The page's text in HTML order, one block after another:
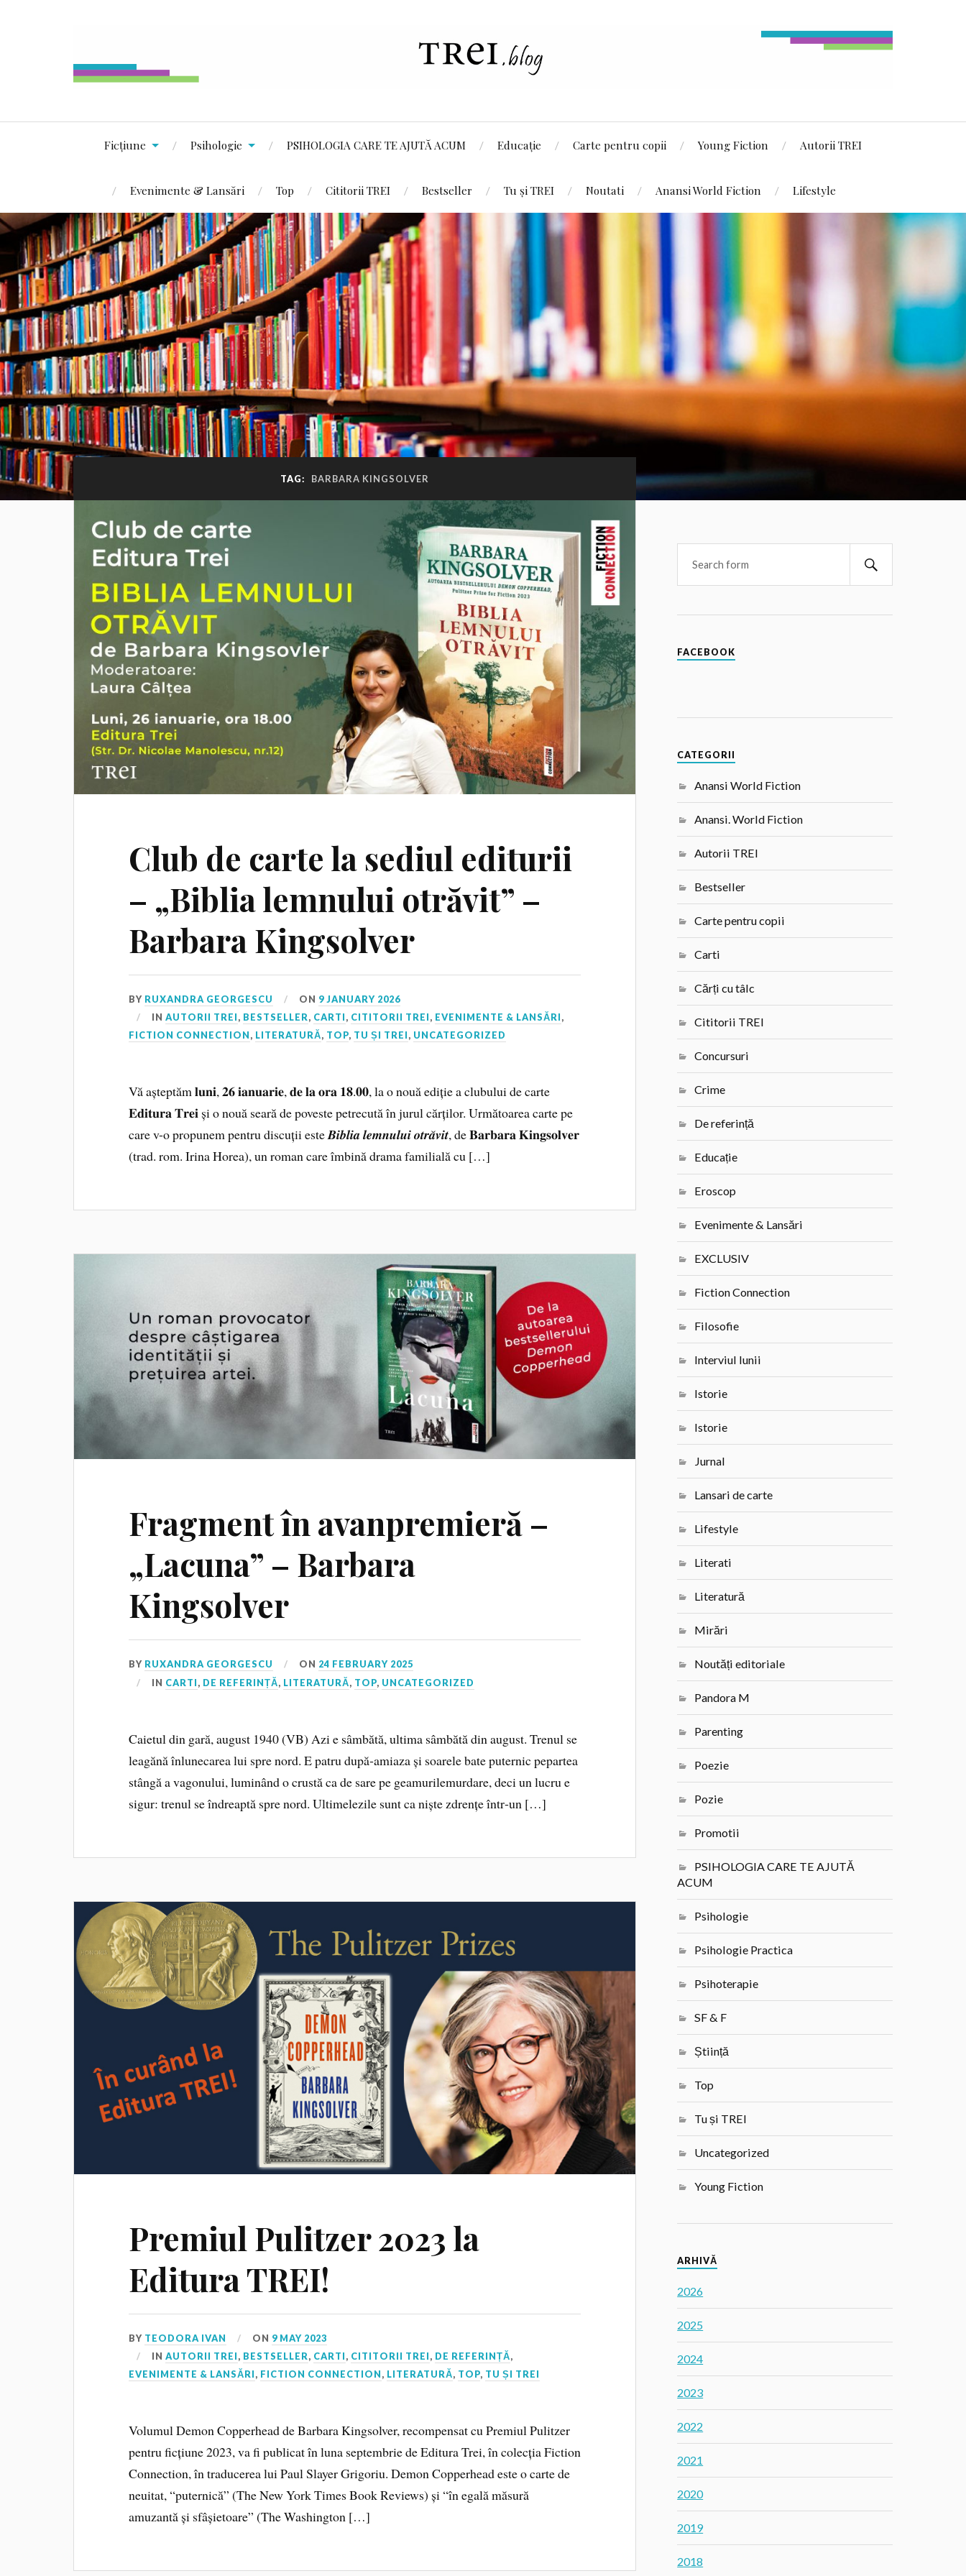
Ficțiune Psihologie PSIHOLOGIA CARE TE AJUTĂ ACUM Educație Carte pentru copii Young Fiction Autorii TREI
Evenimente & Lansări Top Cititorii TREI Bestseller Tu și TREI Noutati Anansi World Fiction Lifestyle
TAG: BARBARA KINGSOLVER
Club de carte la sediul editurii
– „Biblia lemnului otrăvit” –
Barbara Kingsolver
BY RUXANDRA GEORGESCU ON 9 JANUARY 2026
INAUTORII TREI, BESTSELLER, CARTI, CITITORII TREI, EVENIMENTE & LANSĂRI,
FICTION CONNECTION, LITERATURĂ, TOP, TU ȘI TREI, UNCATEGORIZED
Vă așteptăm 𝐥𝐮𝐧𝐢, 𝟐𝟔 𝐢𝐚𝐧𝐮𝐚𝐫𝐢𝐞, 𝐝𝐞 𝐥𝐚 𝐨𝐫𝐚 𝟏𝟖.𝟎𝟎, la o nouă ediție a clubului de carte
𝐄𝐝𝐢𝐭𝐮𝐫𝐚 𝐓𝐫𝐞𝐢 și o nouă seară de poveste petrecută în jurul cărților. Următoarea carte pe
care v-o propunem pentru discuții este 𝑩𝒊𝒃𝒍𝒊𝒂 𝒍𝒆𝒎𝒏𝒖𝒍𝒖𝒊 𝒐𝒕𝒓𝒂̆𝒗𝒊𝒕, de 𝐁𝐚𝐫𝐛𝐚𝐫𝐚 𝐊𝐢𝐧𝐠𝐬𝐨𝐥𝐯𝐞𝐫
(trad. rom. Irina Horea), un roman care îmbină drama familială cu […]
Fragment în avanpremieră –
„Lacuna” – Barbara
Kingsolver
BY RUXANDRA GEORGESCU ON 24 FEBRUARY 2025
IN CARTI, DE REFERINȚĂ, LITERATURĂ, TOP, UNCATEGORIZED
Caietul din gară, august 1940 (VB) Azi e sâmbătă, ultima sâmbătă din august. Trenul se
leagănă înlunecarea lui spre nord. E patru după‑amiaza și soarele bate puternic pepartea
stângă a vagonului, luminând o crustă ca de sare pe geamurilemurdare, deci un lucru e
sigur: trenul se îndreaptă spre nord. Ultimelezile sunt ca niște zdrențe într‑un […]
Premiul Pulitzer 2023 la
Editura TREI!
BY TEODORA IVAN ON 9 MAY 2023
INAUTORII TREI, BESTSELLER, CARTI, CITITORII TREI, DE REFERINȚĂ,
EVENIMENTE & LANSĂRI, FICTION CONNECTION, LITERATURĂ, TOP, TU ȘI TREI
Volumul Demon Copperhead de Barbara Kingsolver, recompensat cu Premiul Pulitzer
pentru ficțiune 2023, va fi publicat în luna septembrie de Editura Trei, în colecția Fiction
Connection, în traducerea lui Paul Slayer Grigoriu. Demon Copperhead este o carte de
neuitat, “puternică” (The New York Times Book Reviews) și “în egală măsură
amuzantă și sfâșietoare” (The Washington […]
FACEBOOK
CATEGORII
Anansi World Fiction
Anansi. World Fiction
Autorii TREI
Bestseller
Carte pentru copii
Carti
Cărți cu tâlc
Cititorii TREI
Concursuri
Crime
De referință
Educație
Eroscop
Evenimente & Lansări
EXCLUSIV
Fiction Connection
Filosofie
Interviul lunii
Istorie
Istorie
Jurnal
Lansari de carte
Lifestyle
Literati
Literatură
Mirări
Noutăți editoriale
Pandora M
Parenting
Poezie
Pozie
Promotii
PSIHOLOGIA CARE TE AJUTĂ
ACUM
Psihologie
Psihologie Practica
Psihoterapie
SF & F
Știință
Top
Tu și TREI
Uncategorized
Young Fiction
ARHIVĂ
2026
2025
2024
2023
2022
2021
2020
2019
2018